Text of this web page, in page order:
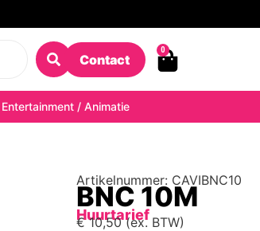
Contact
0
Entertainment / Animatie
Artikelnummer: CAVIBNC10
BNC 10M
Huurtarief
€10,50(ex. BTW)